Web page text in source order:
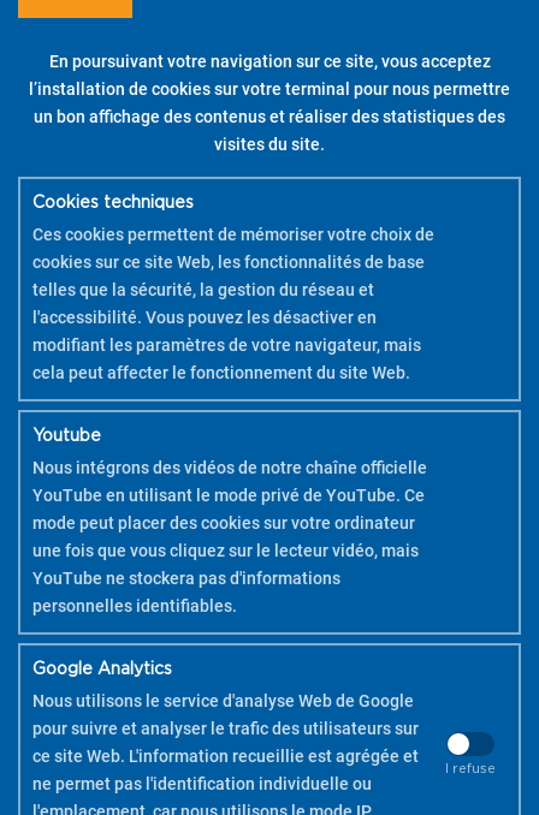
Pilot Pintor – Kit Créatif – Housse de Coussin – Pointes
Fine / Large
REGARDER LE TUTORIEL
En poursuivant votre navigation sur ce site, vous acceptez
l’installation de cookies sur votre terminal pour nous permettre
un bon affichage des contenus et réaliser des statistiques des
visites du site.
Cookies techniques
Ces cookies permettent de mémoriser votre choix de
cookies sur ce site Web, les fonctionnalités de base
telles que la sécurité, la gestion du réseau et
l'accessibilité. Vous pouvez les désactiver en
modifiant les paramètres de votre navigateur, mais
cela peut affecter le fonctionnement du site Web.
Youtube
Nous intégrons des vidéos de notre chaîne officielle
YouTube en utilisant le mode privé de YouTube. Ce
mode peut placer des cookies sur votre ordinateur
une fois que vous cliquez sur le lecteur vidéo, mais
YouTube ne stockera pas d'informations
personnelles identifiables.
Google Analytics
Nous utilisons le service d'analyse Web de Google
pour suivre et analyser le trafic des utilisateurs sur
ce site Web. L'information recueillie est agrégée et
ne permet pas l'identification individuelle ou
I refuse